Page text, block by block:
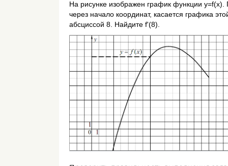
Задание
1. На рисунке изображены
абсциссойx0. Найдите значение
На ри­сун­ке изоб­ра­жен гра­фик функ­ции y=f(x)
через на­ча­ло ко­ор­ди­нат, ка­са­ет­ся гра­фи­ка
абс­цис­сой 8. Най­ди­те f'(8).